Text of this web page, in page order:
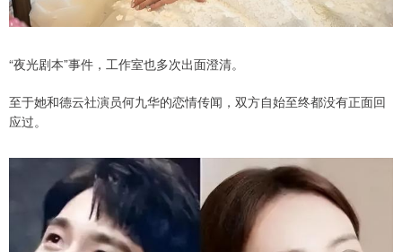
“夜光剧本”事件，工作室也多次出面澄清。
至于她和德云社演员何九华的恋情传闻，双方自始至终都没有正面回
应过。